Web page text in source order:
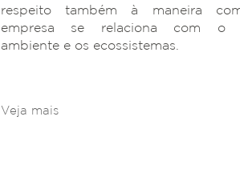
respeito também à maneira
empresa se relaciona com o
ambiente e os ecossistemas.
Veja mais